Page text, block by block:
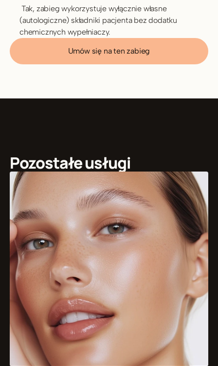
(autologiczne) składniki pacjenta bez dodatku
chemicznych wypełniaczy.
Umów się na ten zabieg
Pozostałe usługi